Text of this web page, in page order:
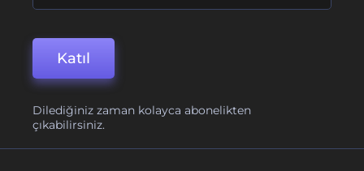
Katıl
Dilediğiniz zaman kolayca abonelikten
çıkabilirsiniz.